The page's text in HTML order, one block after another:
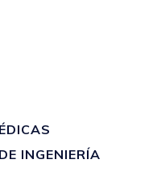
INGENIERÍA